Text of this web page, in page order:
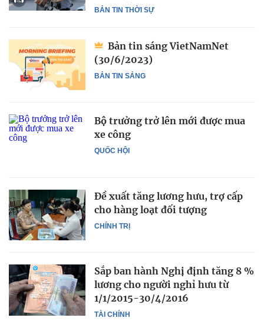
BẢN TIN THỜI SỰ
BẢN TIN SÁNG
Bản tin sáng VietNamNet
(30/6/2023)
QUỐC HỘI
Bộ trưởng trở lên mới được mua
xe công
CHÍNH TRỊ
Đề xuất tăng lương hưu, trợ cấp
cho hàng loạt đối tượng
TÀI CHÍNH
Sắp ban hành Nghị định tăng 8 %
lương cho người nghỉ hưu từ
1/1/2015-30/4/2016